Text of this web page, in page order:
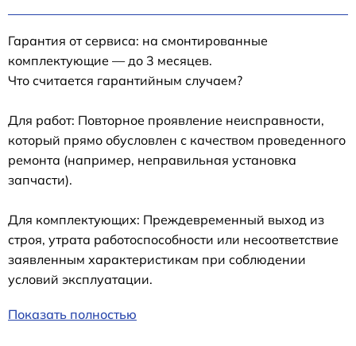
Гарантия от сервиса: на смонтированные
комплектующие — до 3 месяцев.
Что считается гарантийным случаем?
Для работ: Повторное проявление неисправности,
который прямо обусловлен с качеством проведенного
ремонта (например, неправильная установка
запчасти).
Для комплектующих: Преждевременный выход из
строя, утрата работоспособности или несоответствие
заявленным характеристикам при соблюдении
условий эксплуатации.
Показать полностью